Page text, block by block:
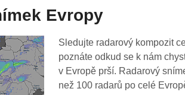
Evropy
Sledujte radarový kompozit
poznáte odkud se k nám
v Evropě prší. Radarový
než 100 radarů po celé